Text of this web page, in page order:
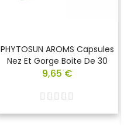
PHYTOSUN AROMS Capsules
Nez Et Gorge Boite De 30
9,65 €